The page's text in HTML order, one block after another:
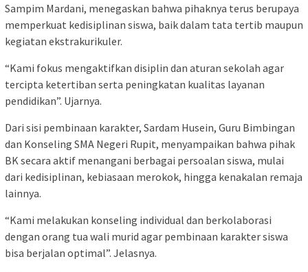
Sampim Mardani, menegaskan bahwa pihaknya terus berupaya
memperkuat kedisiplinan siswa, baik dalam tata tertib maupun
kegiatan ekstrakurikuler.
“Kami fokus mengaktifkan disiplin dan aturan sekolah agar
tercipta ketertiban serta peningkatan kualitas layanan
pendidikan”. Ujarnya.
Dari sisi pembinaan karakter, Sardam Husein, Guru Bimbingan
dan Konseling SMA Negeri Rupit, menyampaikan bahwa pihak
BK secara aktif menangani berbagai persoalan siswa, mulai
dari kedisiplinan, kebiasaan merokok, hingga kenakalan remaja
lainnya.
“Kami melakukan konseling individual dan berkolaborasi
dengan orang tua wali murid agar pembinaan karakter siswa
bisa berjalan optimal”. Jelasnya.